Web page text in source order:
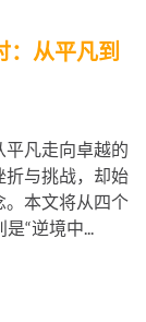
：从平凡到
平凡走向卓越的
折与挑战，却始
。本文将从四个
“逆境中...